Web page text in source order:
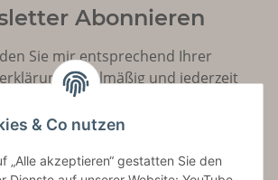
Abonnieren
Sie mir entsprechend Ihrer
regelmäßig und jederzeit
zu Ihrem Produktsortiment
per E-Mail zu.
Abonnieren
& Co nutzen
„Alle akzeptieren“ gestatten Sie den